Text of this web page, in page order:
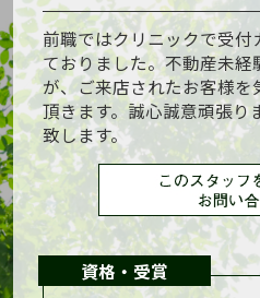
前職ではクリニックで受
ておりました。不動産未
が、ご来店されたお客様
頂きます。誠心誠意頑張り
致します。
資格・受賞